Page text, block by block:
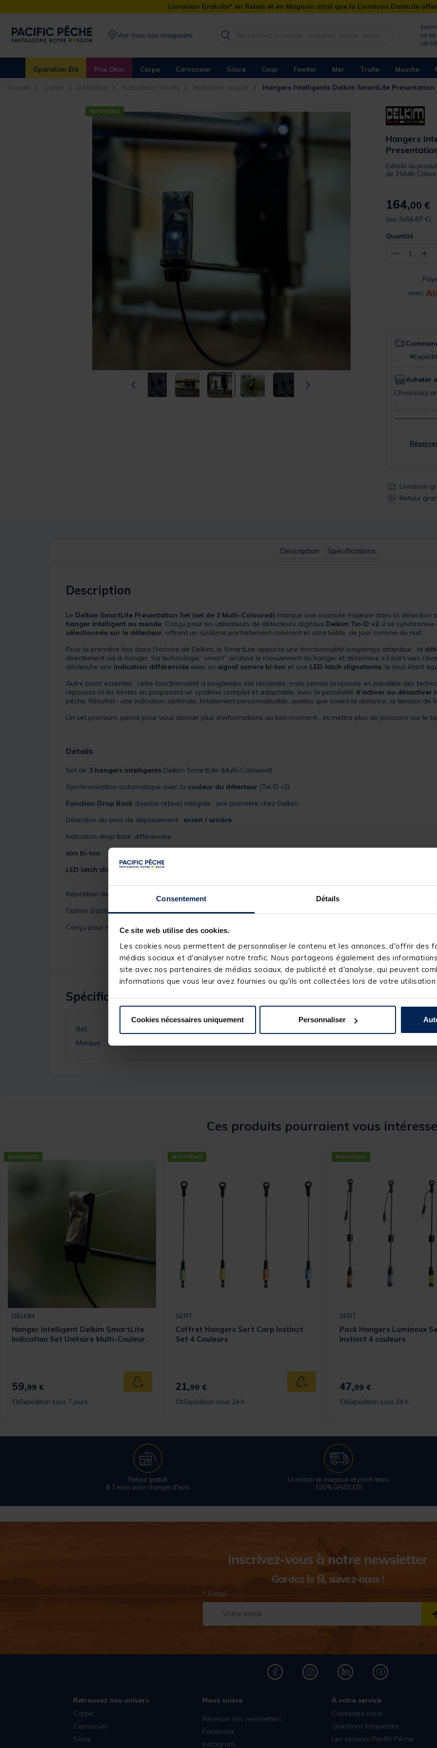
Consentement Détails
Ce site web utilise des cookies.
Les cookies nous permettent de personnaliser le contenu et les annonces, d'offrir des
médias sociaux et d'analyser notre trafic. Nous partageons également des
site avec nos partenaires de médias sociaux, de publicité et d'analyse, qui peuvent
informations que vous leur avez fournies ou qu'ils ont collectées lors de votre
Cookies nécessaires uniquement Personnaliser
Livraison Gratuite* en Relais et en Magasin ainsi que la Livraison Domicile
Voir tous nos magasins
04 99
Opération Été Prix Choc Carpe Carnassier Silure Coup Feeder Mer Truite Mouche
Accueil Carpe Détection Indicateurs visuels Indicateur souple Hangers Intelligents Delkim SmartLite
NOUVEAU
Hangers
Détails du
de 3 Multi-
164,00 €
(ou 3x54,67 €)
Quantité
− 1 +
avec
Acheter
Choisissez
Livraison
Retour
Description Spécifications
Description
Le Delkim SmartLite Presentation Set (set de 3 Multi-Coloured) marque une avancée majeure dans la détection
hanger intelligent au monde. Conçu pour les utilisateurs de détecteurs digitaux Delkim Txi-D v2, il se
sélectionnée sur le détecteur, offrant un système parfaitement cohérent et ultra lisible, de jour comme de nuit.
Pour la première fois dans l’histoire de Delkim, le SmartLite apporte une fonctionnalité longtemps attendue : la
directement via le hanger. Sa technologie “smart” analyse le mouvement du hanger et détermine s’il part vers
déclenche une indication différenciée avec un signal sonore bi-ton et une LED latch clignotante, le tout étant
Autre point essentiel : cette fonctionnalité a longtemps été réclamée, mais jamais proposée en parallèle des
repousse ici les limites en proposant un système complet et adaptable, avec la possibilité d’activer ou désactiver
pêche. Résultat : une indication optimale, totalement personnalisable, quelles que soient la distance, la tension de
Un set premium, pensé pour vous donner plus d’informations au bon moment… et mettre plus de poissons sur le
Détails
Set de 3 hangers intelligents Delkim SmartLite (Multi-Coloured)
Synchronisation automatique avec la couleur du détecteur (Txi-D v2)
Fonction Drop Back (touche retour) intégrée : une première chez Delkim
Détection du sens de déplacement : avant / arrière
Indication drop back différenciée :
son bi-ton
LED latch clignotante
Répétition des informations sur le
Option d’activation/désactivation du drop back selon les conditions
Conçu pour maximiser l’adaptabilité et la précision de la détection
Spécifications
Réf.
Marque
Ces produits pourraient vous
NOUVEAU
DELKIM
Hanger Intelligent Delkim SmartLite
Indication Set Unitaire Multi-Couleur
59,99 € Ajouter au panier
Expédition sous 7 jours
NOUVEAU
SERT
Coffret Hangers Sert Carp Instinct
Set 4 Couleurs
21,99 € Ajouter au panier
Expédition sous 24 h
NOUVEAU
SERT
Pack Hangers Lumineux
Instinct 4 couleurs
47,99 €
Expédition sous 24 h
Retour gratuit
& 1 mois pour changer d'avis
Livraison en magasin et point relais
100% GRATUITE
Inscrivez-vous à notre newsletter
Gardez le fil, suivez-nous !
* Email
Retrouvez nos univers
Carpe
Carnassier
Silure
Nous suivre
Recevoir nos newsletters
Facebook
Instagram
À votre service
Contactez-nous
Questions fréquentes
Les services Pacific Pêche